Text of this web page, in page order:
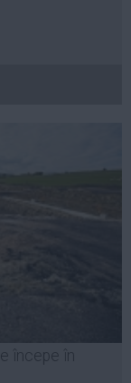
începe în